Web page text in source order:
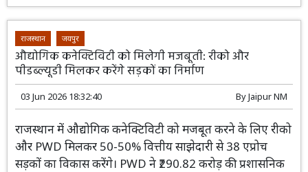
कनेक्टिविटी बढ़ाना है। ऐतिहासिक हिजाज़ रेलवे पर आधारित यह
और व्यापार को एक नया सुरक्षित मार्ग मिलेगा।
Read More...
राजस्थान जयपुर
औद्योगिक कनेक्टिविटी को मिलेगी मजबूती: रीको और
पीडब्ल्यूडी मिलकर करेंगे सड़कों का निर्माण